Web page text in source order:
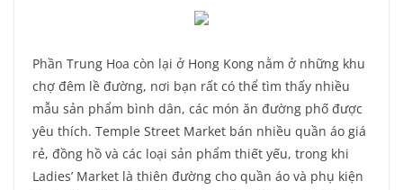
Phần Trung Hoa còn lại ở Hong Kong nằm ở những khu
chợ đêm lề đường, nơi bạn rất có thể tìm thấy nhiều
mẫu sản phẩm bình dân, các món ăn đường phố được
yêu thích. Temple Street Market bán nhiều quần áo giá
rẻ, đồng hồ và các loại sản phẩm thiết yếu, trong khi
Ladies’ Market là thiên đường cho quần áo và phụ kiện